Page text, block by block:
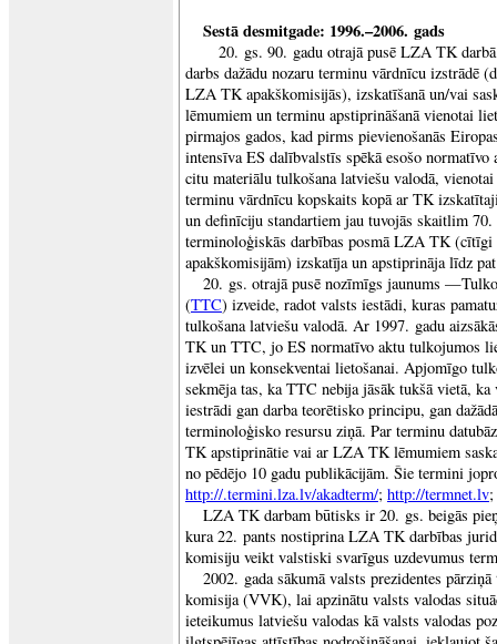
Sestā desmitgade: 1996.–2006. gads
20. gs. 90. gadu otrajā pusē LZA TK
darbs dažādu nozaru terminu vārdnīcu izstrādē
LZA TK apakškomisijās), izskatīšanā un/vai
lēmumiem un terminu apstiprināšanā vienotai
pirmajos gados, kad pirms pievienošanās
intensīva ES dalībvalstīs spēkā esošo
citu materiālu tulkošana latviešu valodā,
terminu vārdnīcu kopskaits kopā ar TK
un definīciju standartiem jau tuvojās skaitlim 70.
terminoloģiskās darbības posmā LZA TK (cītīgi
apakškomisijām) izskatīja un apstiprināja līdz
20. gs. otrajā pusē nozīmīgs jaunums
(TTC) izveide, radot valsts iestādi, kuras
tulkošana latviešu valodā. Ar 1997. gadu
TK un TTC, jo ES normatīvo aktu tulkojumos
izvēlei un konsekventai lietošanai. Apjomīgo
sekmēja tas, ka TTC nebija jāsāk tukšā vietā,
iestrādi gan darba teorētisko principu, gan
terminoloģisko resursu ziņā. Par terminu
TK apstiprinātie vai ar LZA TK lēmumiem
no pēdējo 10 gadu publikācijām. Šie termini
http://.termini.lza.lv/akadterm/; http://termnet.lv;
LZA TK darbam būtisks ir 20. gs. beigās
kura 22. pants nostiprina LZA TK darbības
komisiju veikt valstiski svarīgus uzdevumus
2002. gada sākumā valsts prezidentes
komisija (VVK), lai apzinātu valsts valodas
ieteikumus latviešu valodas kā valsts valodas